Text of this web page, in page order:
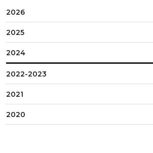
2026
2025
2024
2022-2023
2021
2020